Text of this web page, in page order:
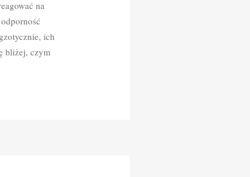
na
ich
bliżej, czym